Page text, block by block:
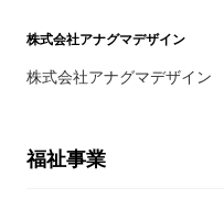
株式会社アナグマデザイン
株式会社アナグマデザイン
福祉事業